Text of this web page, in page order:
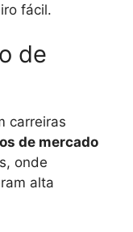
fácil.
de
carreiras
de mercado
onde
alta